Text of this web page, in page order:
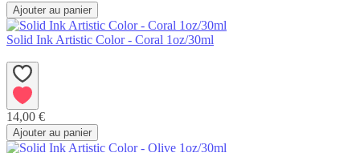
Ajouter au panier
Solid Ink Artistic Color - Coral 1oz/30ml
14,00 €
Ajouter au panier